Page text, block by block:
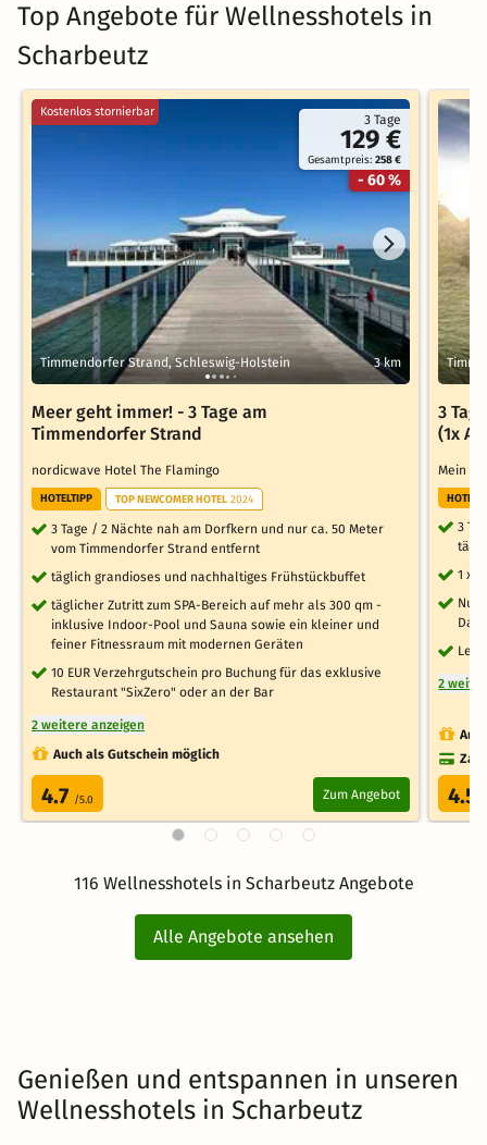
Top Angebote für Wellnesshotels in
Scharbeutz
3 Tage
129 €
Gesamtpreis:258 €
- 60 %
Kostenlos stornierbar
Timmendorfer Strand, Schleswig-Holstein 3 km
Meer geht immer! - 3 Tage am
Timmendorfer Strand
nordicwave Hotel The Flamingo
HOTELTIPP TOP NEWCOMER HOTEL 2024
3 Tage / 2 Nächte nah am Dorfkern und nur ca. 50 Meter
vom Timmendorfer Strand entfernt
täglich grandioses und nachhaltiges Frühstückbuffet
täglicher Zutritt zum SPA-Bereich auf mehr als 300 qm -
inklusive Indoor-Pool und Sauna sowie ein kleiner und
feiner Fitnessraum mit modernen Geräten
10 EUR Verzehrgutschein pro Buchung für das exklusive
Restaurant "SixZero" oder an der Bar
2 weitere anzeigen
Auch als Gutschein möglich
4.7 /5.0 Zum Angebot
3
(1x
Mein
3
1 x
2
4.5
116 Wellnesshotels in Scharbeutz Angebote
Alle Angebote ansehen
Genießen und entspannen in unseren
Wellnesshotels in Scharbeutz